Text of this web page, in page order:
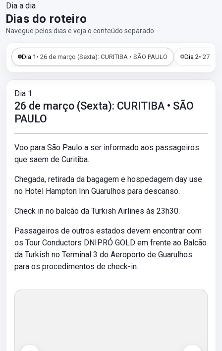
Dia a dia
Dias do roteiro
Navegue pelos dias e veja o conteúdo separado.
Dia 1 • 26 de março (Sexta): CURITIBA • SÃO PAULO Dia 2• 27 de
Dia 1
26 de março (Sexta): CURITIBA • SÃO
PAULO
Voo para São Paulo a ser informado aos passageiros
que saem de Curitiba.
Chegada, retirada da bagagem e hospedagem day use
no Hotel Hampton Inn Guarulhos para descanso.
Check in no balcão da Turkish Airlines às 23h30.
Passageiros de outros estados devem encontrar com
os Tour Conductors DNIPRÓ GOLD em frente ao Balcão
da Turkish no Terminal 3 do Aeroporto de Guarulhos
para os procedimentos de check-in.